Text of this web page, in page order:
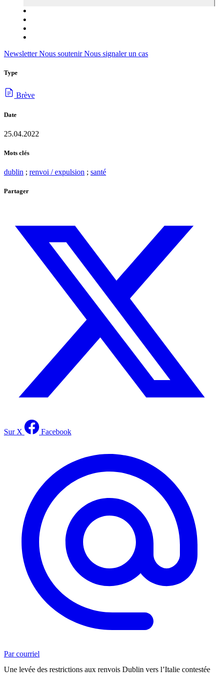
NewsletterNous soutenirNous signaler un cas
Type
Brève
Date
25.04.2022
Mots clés
dublin ; renvoi / expulsion ; santé
Partager
Sur X Facebook
Par courriel
Une levée des restrictions aux renvois Dublin vers l’Italie contestée